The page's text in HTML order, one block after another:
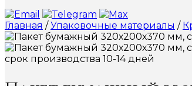
Главная /Упаковочные материалы /
срок производства 10-14 дней